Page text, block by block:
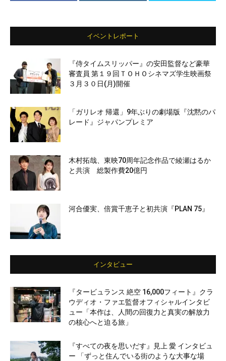
イベントレポート
『侍タイムスリッパー』の安田監督など豪華
審査員 第１９回ＴＯＨＯシネマズ学生映画祭
３月３０日(月)開催
「ガリレオ 帰還」9年ぶりの劇場版『沈黙のパ
レード』ジャパンプレミア
木村拓哉、東映70周年記念作品で綾瀬はるか
と共演 総製作費20億円
河合優実、倍賞千恵子と初共演『PLAN 75』
インタビュー
『タービュランス 絶空 16,000フィート』クラ
ウディオ・ファエ監督オフィシャルインタビ
ュー「本作は、人間の回復力と真実の解放力
の核心へと迫る旅」
『すべての夜を思いだす』見上 愛 インタビュ
ー 「ずっと住んでいる街のような大事な場